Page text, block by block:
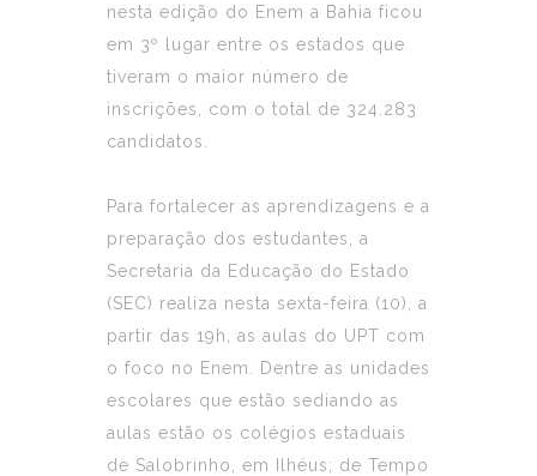
nesta edição do Enem a Bahia ficou
em 3º lugar entre os estados que
tiveram o maior número de
inscrições, com o total de 324.283
candidatos.
Para fortalecer as aprendizagens e a
preparação dos estudantes, a
Secretaria da Educação do Estado
(SEC) realiza nesta sexta-feira (10), a
partir das 19h, as aulas do UPT com
o foco no Enem. Dentre as unidades
escolares que estão sediando as
aulas estão os colégios estaduais
de Salobrinho, em Ilhéus; de Tempo